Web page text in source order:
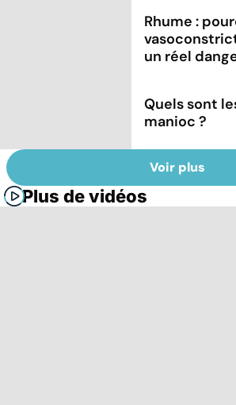
Rhume :
un réel
Quels sont
manioc ?
Voir plus
Plus de vidéos